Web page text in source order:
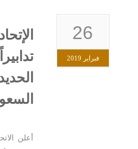
26
فبراير 2019
أعلن